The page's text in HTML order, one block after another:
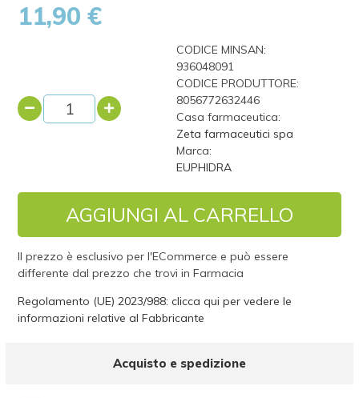
11,90 €
CODICE MINSAN:
936048091
CODICE PRODUTTORE:
8056772632446
Casa farmaceutica:
Zeta farmaceutici spa
Marca:
EUPHIDRA
AGGIUNGI AL CARRELLO
Il prezzo è esclusivo per l'ECommerce e può essere
differente dal prezzo che trovi in Farmacia
Regolamento (UE) 2023/988: clicca qui per vedere le
informazioni relative al Fabbricante
Acquisto e spedizione